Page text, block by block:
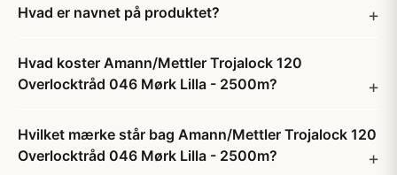
Hvad er navnet på produktet?
Hvad koster Amann/Mettler Trojalock 120
Overlocktråd 046 Mørk Lilla - 2500m?
Hvilket mærke står bag Amann/Mettler Trojalock 120
Overlocktråd 046 Mørk Lilla - 2500m?